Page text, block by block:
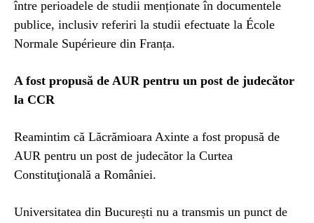
între perioadele de studii menționate în documentele
publice, inclusiv referiri la studii efectuate la École
Normale Supérieure din Franța.
A fost propusă de AUR pentru un post de judecător
la CCR
Reamintim că Lăcrămioara Axinte a fost propusă de
AUR pentru un post de judecător la Curtea
Constituţională a României.
Universitatea din București nu a transmis un punct de